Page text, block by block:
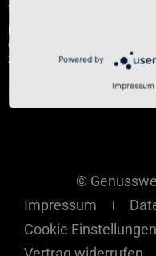
€
Enthält 7% reduzierte MwSt.
(
zzgl. Versand
In den Warenkorb
©
Impressum
Cookie Einstellungen
Powered by
Impressum